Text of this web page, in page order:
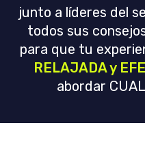
junto a líderes del
todos sus
para que tu
RELAJADA y
abordar